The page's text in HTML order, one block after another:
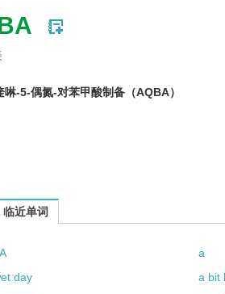
啉-5-偶氮-对苯甲酸制备（AQBA）
相关资料：
临近单词
a
day
a bit